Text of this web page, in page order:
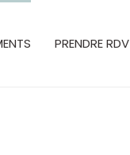
PRENDRE RDV